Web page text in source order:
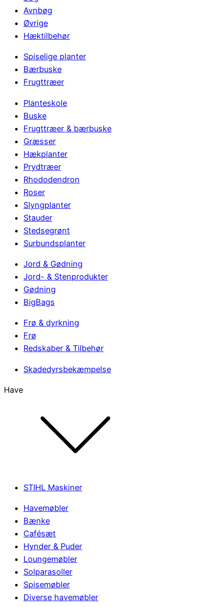
Avnbøg
Øvrige
Hæktilbehør
Spiselige planter
Bærbuske
Frugttræer
Planteskole
Buske
Frugttræer & bærbuske
Græsser
Hækplanter
Prydtræer
Rhododendron
Roser
Slyngplanter
Stauder
Stedsegrønt
Surbundsplanter
Jord & Gødning
Jord- & Stenprodukter
Gødning
BigBags
Frø & dyrkning
Frø
Redskaber & Tilbehør
Skadedyrsbekæmpelse
Have
STIHL Maskiner
Havemøbler
Bænke
Cafésæt
Hynder & Puder
Loungemøbler
Solparasoller
Spisemøbler
Diverse havemøbler